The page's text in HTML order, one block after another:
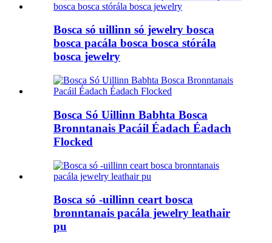
Bosca só uillinn só jewelry bosca
bosca pacála bosca bosca stórála
bosca jewelry
Bosca Só Uillinn Babhta Bosca
Bronntanais Pacáil Éadach Éadach
Flocked
Bosca só -uillinn ceart bosca
bronntanais pacála jewelry leathair
pu